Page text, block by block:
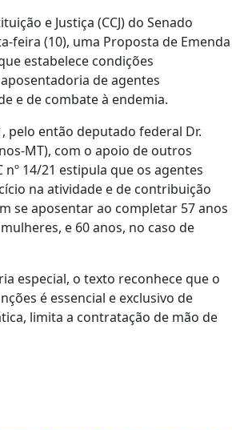
e Justiça (CCJ) do Senado
feira (10), uma Proposta de Emenda
estabelece condições
de agentes
e de combate à endemia.
pelo então deputado federal Dr.
MT), com o apoio de outros
nº 14/21 estipula que os agentes
na atividade e de contribuição
se aposentar ao completar 57 anos
e 60 anos, no caso de
especial, o texto reconhece que o
é essencial e exclusivo de
limita a contratação de mão de